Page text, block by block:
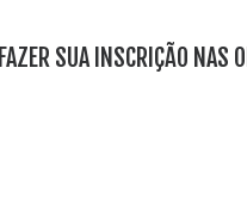
SUA INSCRIÇÃO NAS